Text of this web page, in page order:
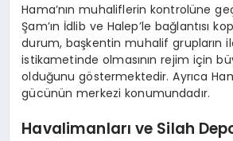
Hama’nın muhaliflerin kontrolüne
Şam’ın İdlib ve Halep’le bağlantısı
durum, başkentin muhalif grupların
istikametinde olmasının rejim için
olduğunu göstermektedir. Ayrıca
gücünün merkezi konumundadır.
Havalimanları ve Silah